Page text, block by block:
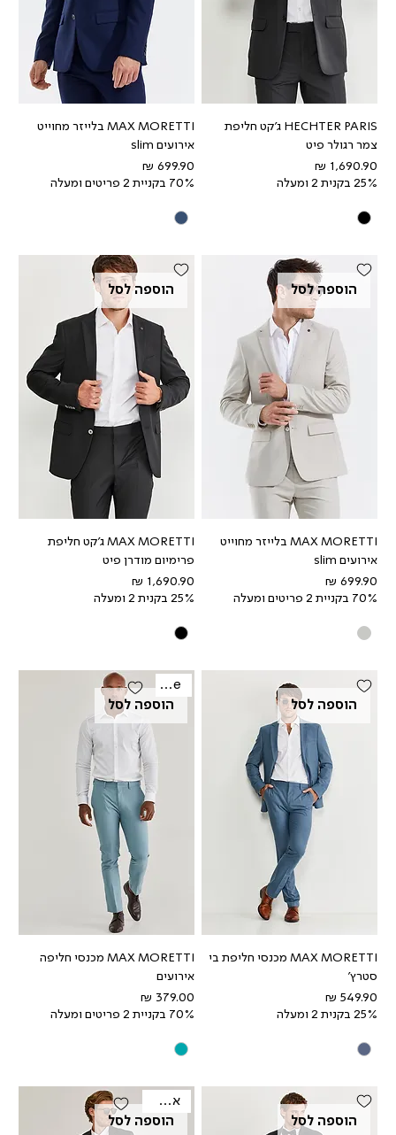
HECHTER PARIS ג'קט חליפת
צמר רגולר פיט
מחיר
25% בקנית 2 ומעלה
MAX MORETTI בלייזר מחוייט
אירועים slim
מחיר
70% בקניית 2 פריטים ומעלה
הוספה לסל
MAX MORETTI בלייזר מחוייט
אירועים slim
מחיר
70% בקניית 2 פריטים ומעלה
הוספה לסל
MAX MORETTI ג'קט חליפת
פרימיום מודרן פיט
מחיר
25% בקנית 2 ומעלה
הוספה לסל
MAX MORETTI מכנסי חליפת בי
סטרץ'
מחיר
25% בקנית 2 ומעלה
הוספה לסל
Sale
MAX MORETTI מכנסי חליפה
אירועים
מחיר
70% בקניית 2 פריטים ומעלה
הוספה לסל הוספה לסל
אאוטלט